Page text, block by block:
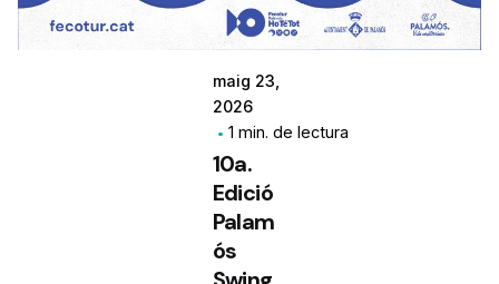
maig 23,
2026
1 min. de lectura
10a.
Edició
Palam
ós